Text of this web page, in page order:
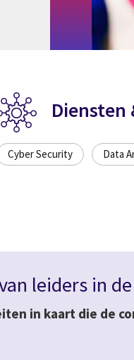
Diensten
Cyber Security Data
leiders in
in kaart die de